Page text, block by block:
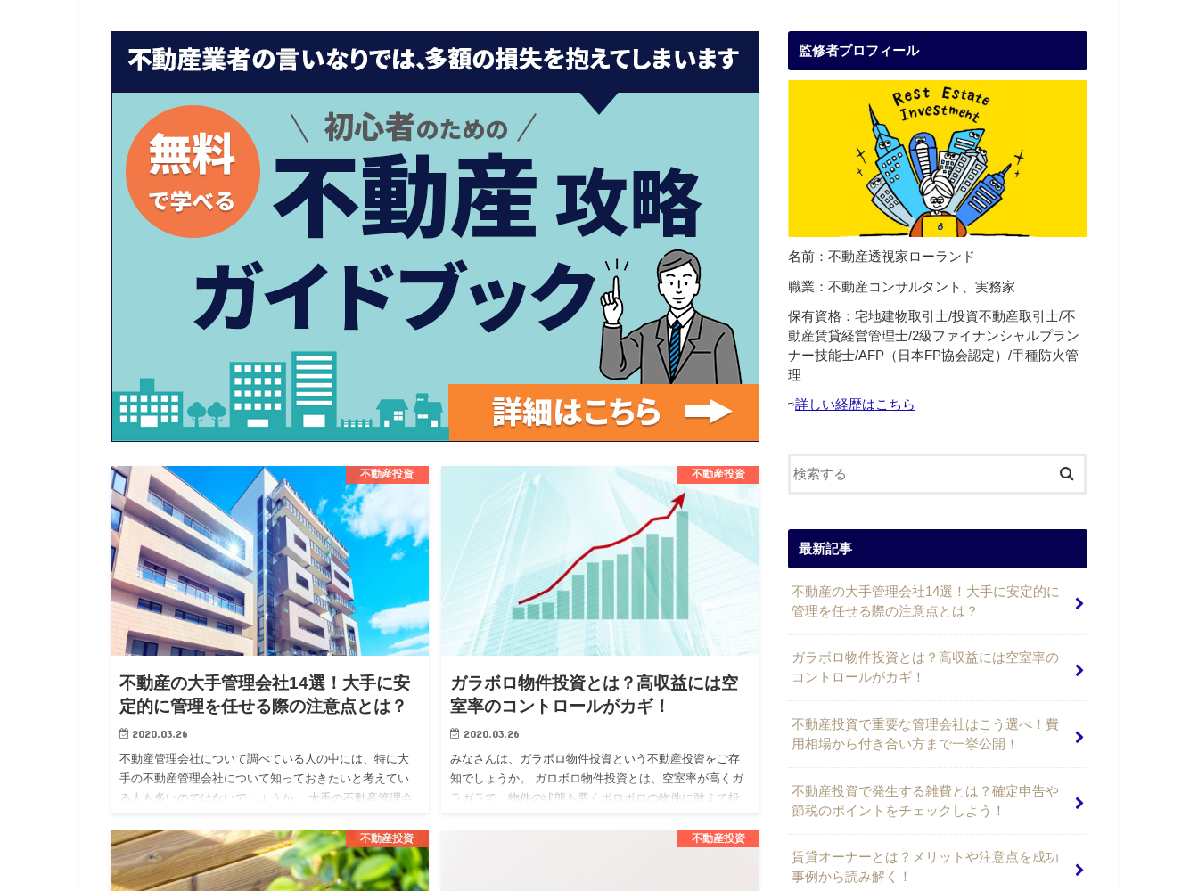
不動産投資
不動産の大手管理会社14選！大手に安
定的に管理を任せる際の注意点とは？
2020.03.26
不動産管理会社について調べている人の中には、特に大
手の不動産管理会社について知っておきたいと考えてい
る人も多いのではないでしょうか。 大手の不動産管理会
ービスを期待する事…
不動産投資
ガラボロ物件投資とは？高収益には空
室率のコントロールがカギ！
2020.03.26
みなさんは、ガラボロ物件投資という不動産投資をご存
知でしょうか。 ガロボロ物件投資とは、空室率が高くガ
ラガラで、物件の状態も悪くボロボロの物件に敢えて投
不動産投資 不動産投資
監修者プロフィール
名前：不動産透視家ローランド
職業：不動産コンサルタント、実務家
保有資格：宅地建物取引士/投資不動産取引士/不
動産賃貸経営管理士/2級ファイナンシャルプラン
ナー技能士/AFP（日本FP協会認定）/甲種防火管
理
⇨詳しい経歴はこちら
最新記事
不動産の大手管理会社14選！大手に安定的に
管理を任せる際の注意点とは？
ガラボロ物件投資とは？高収益には空室率の
コントロールがカギ！
不動産投資で重要な管理会社はこう選べ！費
用相場から付き合い方まで一挙公開！
不動産投資で発生する雑費とは？確定申告や
節税のポイントをチェックしよう！
賃貸オーナーとは？メリットや注意点を成功
事例から読み解く！